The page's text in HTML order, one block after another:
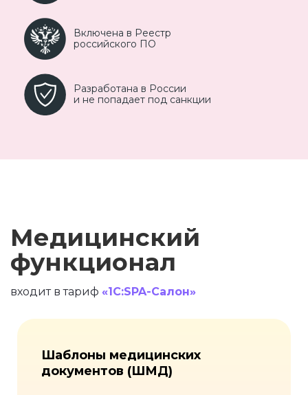
Включена в Реестр
российского ПО
Разработана в России
и не попадает под санкции
Медицинский
функционал
входит в тариф «1С:SPA-Салон»
Шаблоны медицинских
документов (ШМД)